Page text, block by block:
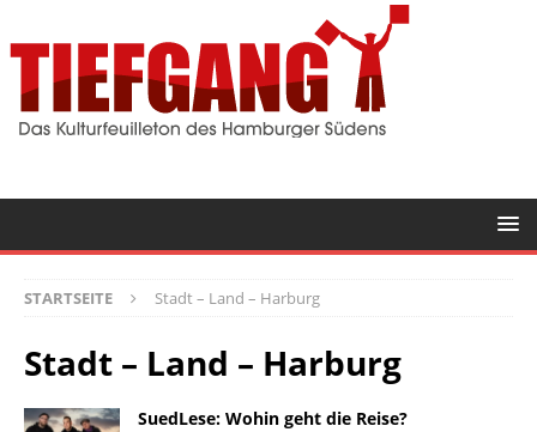
STARTSEITE Stadt – Land – Harburg
Stadt – Land – Harburg
SuedLese: Wohin geht die Reise?